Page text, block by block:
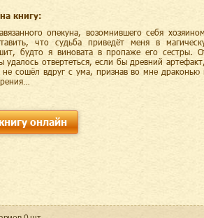
книгу:
опекуна, возомнившего себя
что судьба приведёт меня в
будто я виновата в пропаже его сестры.
удалось отвертеться, если бы древний
сошёл вдруг с ума, признав во мне драконью
онлайн